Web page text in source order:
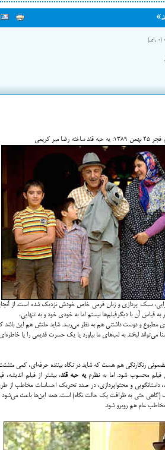
پررنگ ایرانی‌ها
کرملین از جشنواره کن، راه برای مستقل‌ها باز است
کریمی
سبک پردازی و زبان فرمی خاص خودش نزدیک شده است. از
به قیاس آن با دیگرفیلم‌ها نیستم اما به خودی خود و به تنهایی،
مطبوع و دوست داشتنی هم به نظر می‌رسد. شاید علتش هم این باشد
می‌تواند لبخند به لب‌های ما بیاورد یا یک حسرت قدیمی را یا
رنگارنگی هم هست که شاید در نگاه بیننده حرفه‌ای، کمی
فیلم محسوب شود. اما به نظرمیه حبه قند، بیشتر از فیلم اندیشه،
داستانگویی و محتواپردازی، در صدد تحریک احساسات مخاطب از
(گاهی حتی به ظرافت یک حالت نگاه) است. همه این‌ها باعث می‌شود
مخاطب عام هم روبرو شود.